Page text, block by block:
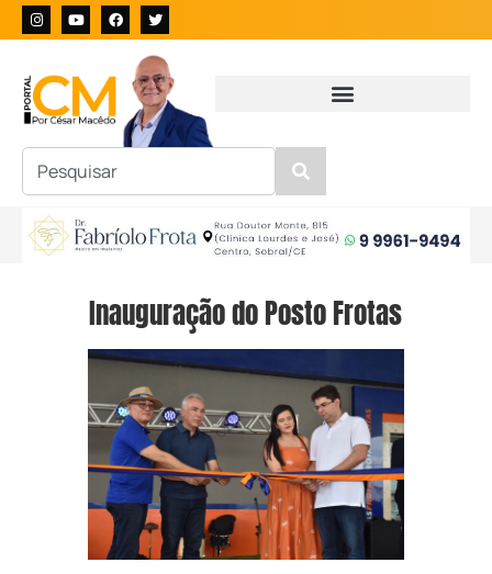
Inauguração do Posto Frotas